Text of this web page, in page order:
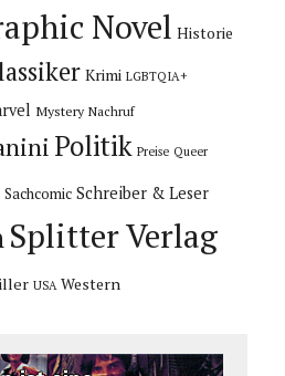
Novel Historie
Krimi LGBTQIA+
Mystery Nachruf
Politik Preise Queer
Sachcomic Schreiber & Leser
Splitter Verlag
USA Western